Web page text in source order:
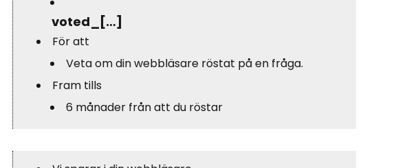
voted_[…]
För att
Veta om din webbläsare röstat på en fråga.
Fram tills
6 månader från att du röstar